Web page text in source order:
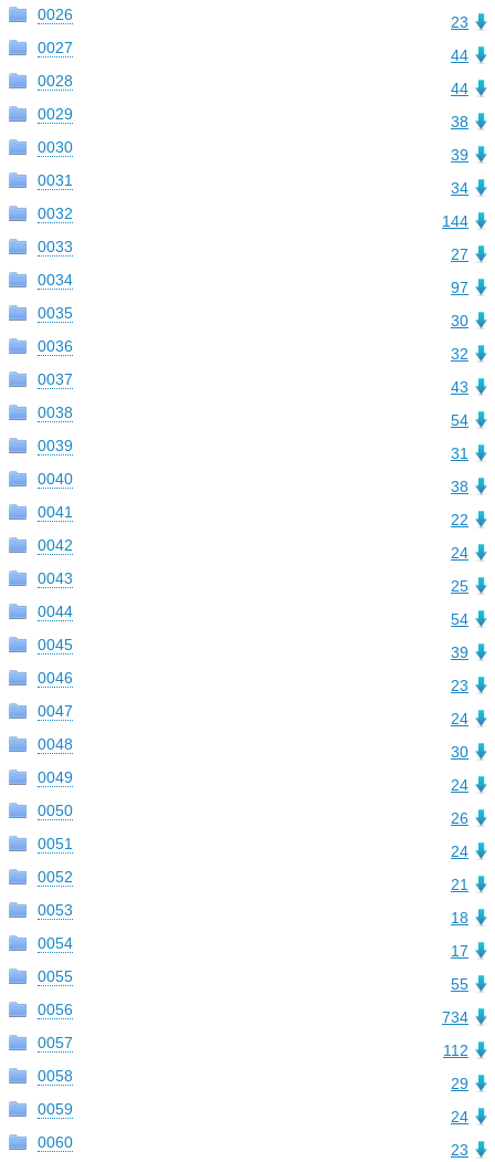
23
0026
44
0027
44
0028
38
0029
39
0030
34
0031
144
0032
27
0033
97
0034
30
0035
32
0036
43
0037
54
0038
31
0039
38
0040
22
0041
24
0042
25
0043
54
0044
39
0045
23
0046
24
0047
30
0048
24
0049
26
0050
24
0051
21
0052
18
0053
17
0054
55
0055
734
0056
112
0057
29
0058
24
0059
23
0060